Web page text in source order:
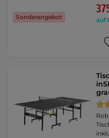
Sonderangebot
auf